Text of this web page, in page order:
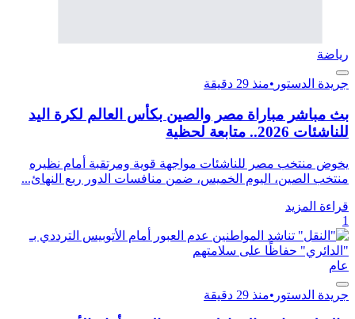
رياضة
جريدة الدستور •منذ 29 دقيقة
بث مباشر مباراة مصر والصين بكأس العالم لكرة اليد
للناشئات 2026.. متابعة لحظية
يخوض منتخب مصر للناشئات مواجهة قوية ومرتقبة أمام نظيره
منتخب الصين، اليوم الخميس، ضمن منافسات الدور ربع النهائ...
قراءة المزيد
1
عام
جريدة الدستور •منذ 29 دقيقة